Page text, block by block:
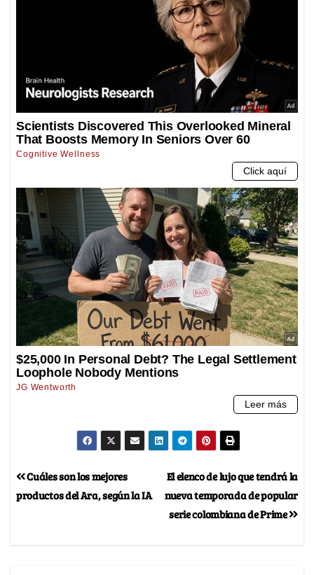
El elenco de lujo que tendrá la
nueva temporada de popular
serie colombiana de Prime
Cuáles son los mejores
productos del Ara, según la IA